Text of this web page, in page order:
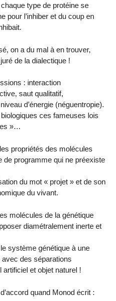
type de protéine se
pour l’inhiber et du coup en
on a du mal à en trouver,
de la dialectique !
: interaction
saut qualitatif,
d’énergie (néguentropie).
ces fameuses lois
»…
propriétés des molécules
de programme qui ne préexiste
du mot « projet » et de son
du vivant.
molécules de la génétique
diamétralement inerte et
système génétique à une
des séparations
et objet naturel !
quand Monod écrit :